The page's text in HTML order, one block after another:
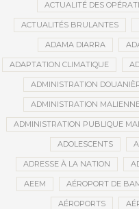
ACTUALITÉ DES
ACTUALITÉS BRULANTES
ADAMA DIARRA
ADAPTATION CLIMATIQUE
ADMINISTRATION
ADMINISTRATION
ADMINISTRATION PUBLIQUE
ADOLESCENTS
ADRESSE À LA NATION
AEEM AÉROPORT DE
AÉROPORTS